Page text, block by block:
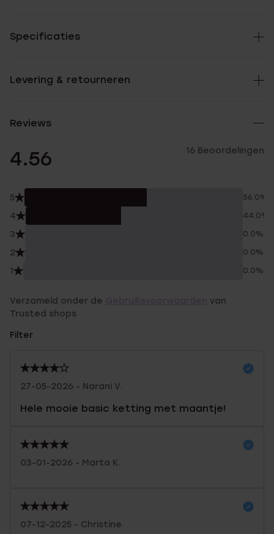
Specificaties
Levering & retourneren
Reviews
4.56 16 Beoordelingen
5 56.0%
4 44.0%
3 0.0%
2 0.0%
1 0.0%
Verzameld onder de
van
Trusted shops
Filter
27-05-2026 - Narani V.
Hele mooie basic ketting met maantje!
03-01-2026 - Marta K.
07-12-2025 - Christine